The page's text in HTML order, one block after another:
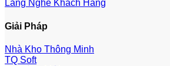
Lắng Nghe Khách Hàng
Giải Pháp
Nhà Kho Thông Minh
TQ Soft